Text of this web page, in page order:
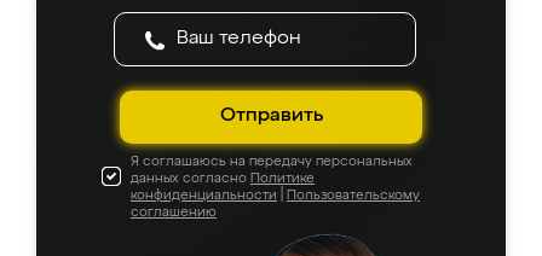
Отправить
Я соглашаюсь на передачу персональных
данных согласно Политике
конфиденциальности
Пользовательскому
соглашению